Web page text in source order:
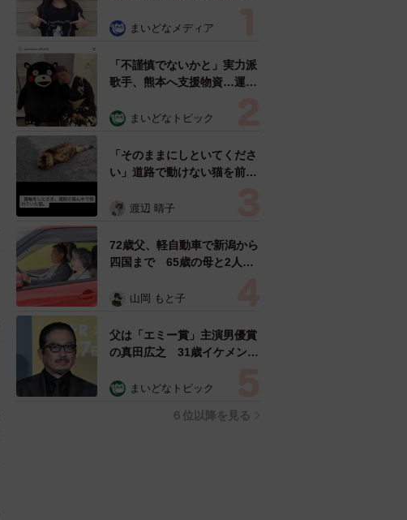
雰囲気が」「宝塚に入れそ
まいどなメディア
「不謹慎でないかと」実力派
歌手、熊本へ支援物資…運搬
めらい 「痛いほど伝わる」
まいどなトピック
「そのままにしといてくださ
い」道路で動けない猫を前に
ようとした4日間 「命の重
表の訴え
渡辺 晴子
72歳父、軽自動車で新潟から
四国まで 65歳の母と2人で
憩まで分刻み… 「大学生で
山岡 もと子
父は「エミー賞」主演男優賞
の真田広之 31歳イケメン俳
「ガチヒロさんそっくり」
まいどなトピック
６位以降を見る